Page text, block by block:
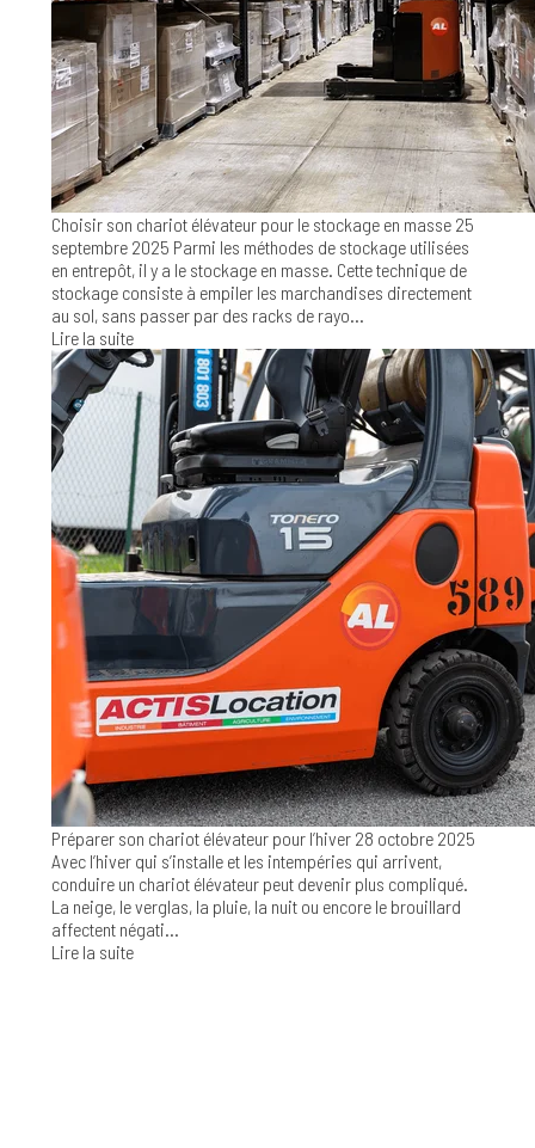
Choisir son chariot élévateur pour le stockage en masse 25
septembre 2025 Parmi les méthodes de stockage utilisées
en entrepôt, il y a le stockage en masse. Cette technique de
stockage consiste à empiler les marchandises directement
au sol, sans passer par des racks de rayo...
Lire la suite
Préparer son chariot élévateur pour l’hiver 28 octobre 2025
Avec l’hiver qui s’installe et les intempéries qui arrivent,
conduire un chariot élévateur peut devenir plus compliqué.
La neige, le verglas, la pluie, la nuit ou encore le brouillard
affectent négati...
Lire la suite